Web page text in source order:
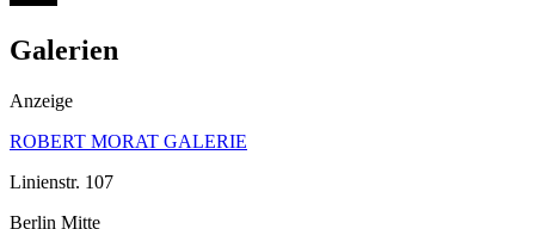
Galerien
Anzeige
ROBERT MORAT GALERIE
Linienstr. 107
Berlin Mitte